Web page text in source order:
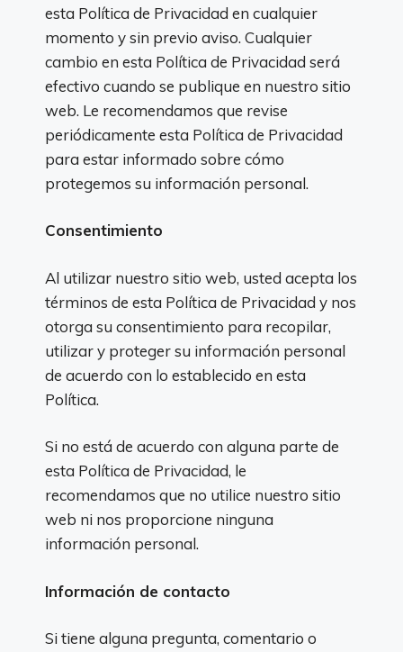
esta Política de Privacidad en cualquier
momento y sin previo aviso. Cualquier
cambio en esta Política de Privacidad será
efectivo cuando se publique en nuestro sitio
web. Le recomendamos que revise
periódicamente esta Política de Privacidad
para estar informado sobre cómo
protegemos su información personal.
Consentimiento
Al utilizar nuestro sitio web, usted acepta los
términos de esta Política de Privacidad y nos
otorga su consentimiento para recopilar,
utilizar y proteger su información personal
de acuerdo con lo establecido en esta
Política.
Si no está de acuerdo con alguna parte de
esta Política de Privacidad, le
recomendamos que no utilice nuestro sitio
web ni nos proporcione ninguna
información personal.
Información de contacto
Si tiene alguna pregunta, comentario o